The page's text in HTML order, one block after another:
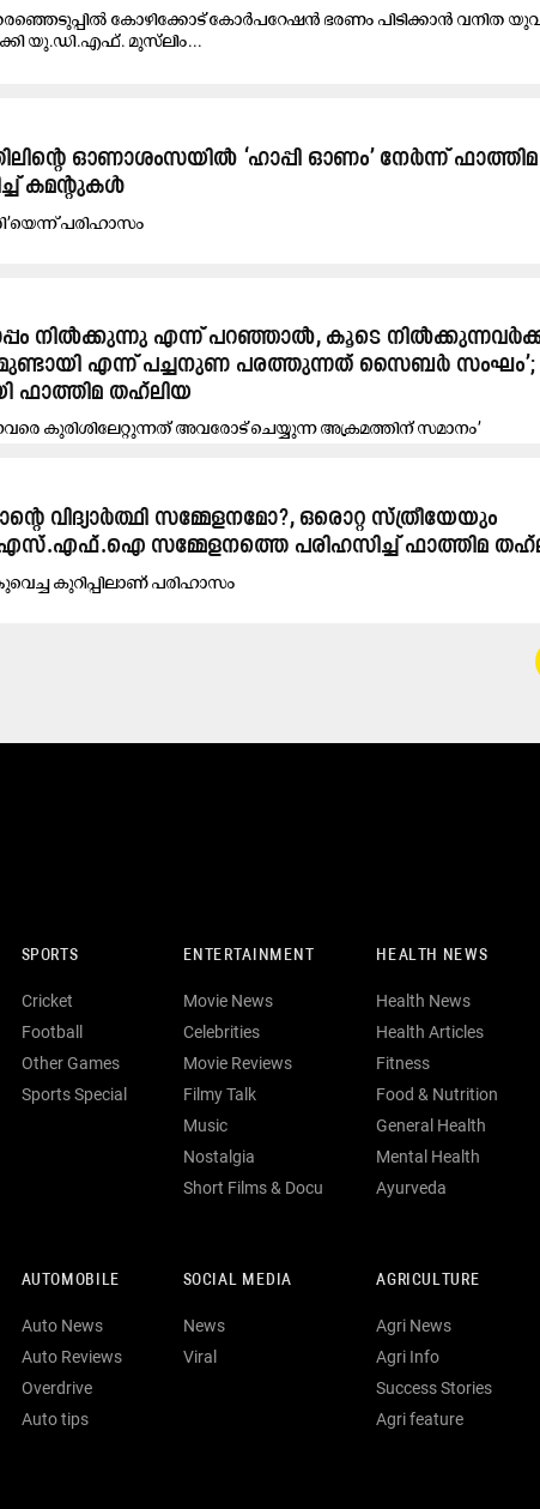
കോഴിക്കോട് കോർപറേഷൻ ഭരണം പിടിക്കാൻ വനിത
യു.ഡി.എഫ്. മുസ്‌ലിം...
ഓണാശംസയിൽ ‘ഹാപ്പി ഓണം’ നേർന്ന് ഫാത്തിമ
കമന്‍റുകൾ
പരിഹാസം
നിൽക്കുന്നു എന്ന് പറഞ്ഞാൽ, കൂടെ
എന്ന് പച്ചനുണ പരത്തുന്നത് സൈബർ സംഘം’;
ഫാത്തിമ തഹ്‍ലിയ
കുരിശിലേറ്റുന്നത് അവരോട് ചെയ്യുന്ന അക്രമത്തിന് സമാനം’
വിദ്യാർത്ഥി സമ്മേളനമോ?, ഒരൊറ്റ സ്ത്രീയേയും
-എസ്.എഫ്.ഐ സമ്മേളനത്തെ പരിഹസിച്ച് ഫാത്തിമ
കുറിപ്പിലാണ് പരിഹാസം
SPORTS
Cricket
Football
Other Games
Sports Special
ENTERTAINMENT
Movie News
Celebrities
Movie Reviews
Filmy Talk
Music
Nostalgia
Short Films & Docu
HEALTH NEWS
Health News
Health Articles
Fitness
Food & Nutrition
General Health
Mental Health
Ayurveda
AUTOMOBILE
Auto News
Auto Reviews
Overdrive
Auto tips
SOCIAL MEDIA
News
Viral
AGRICULTURE
Agri News
Agri Info
Success Stories
Agri feature